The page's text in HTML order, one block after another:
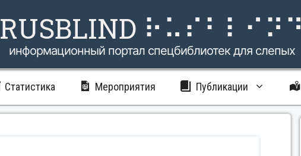
RUSBLIND ⠗⠥⠎⠃⠇⠊⠝⠙
информационный портал спецбиблиотек для слепых
Статистика Мероприятия Публикации